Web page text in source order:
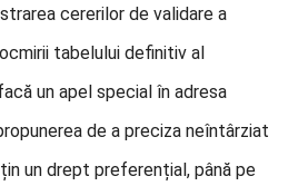
cererilor de validare a
tabelului definitiv al
un apel special în adresa
de a preciza neîntârziat
un drept preferențial, până pe